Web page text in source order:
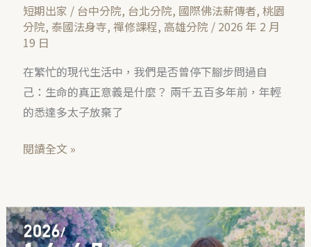
短期出家 / 台中分院, 台北分院, 國際佛法薪傳者, 桃園
分院, 泰國法身寺, 禪修課程, 高雄分院 / 2026 年 2 月
19 日
在繁忙的現代生活中，我們是否曾停下腳步問過自
己：生命的真正意義是什麼？ 兩千五百多年前，年輕
的悉達多太子放棄了
閱讀全文 »
台
北